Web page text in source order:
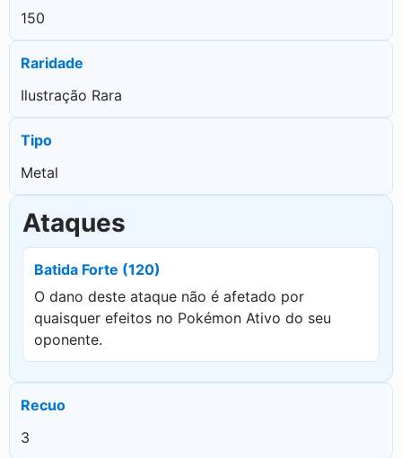
150
Raridade
Ilustração Rara
Tipo
Metal
Ataques
Batida Forte (120)
O dano deste ataque não é afetado por
quaisquer efeitos no Pokémon Ativo do seu
oponente.
Recuo
3